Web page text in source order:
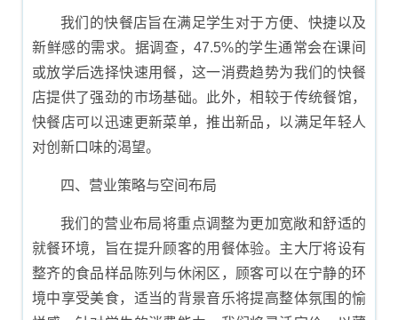
我们的快餐店旨在满足学生对于方便、快捷以及
新鲜感的需求。据调查，47.5%的学生通常会在课间
或放学后选择快速用餐，这一消费趋势为我们的快餐
店提供了强劲的市场基础。此外，相较于传统餐馆，
快餐店可以迅速更新菜单，推出新品，以满足年轻人
对创新口味的渴望。
四、营业策略与空间布局
我们的营业布局将重点调整为更加宽敞和舒适的
就餐环境，旨在提升顾客的用餐体验。主大厅将设有
整齐的食品样品陈列与休闲区，顾客可以在宁静的环
境中享受美食，适当的背景音乐将提高整体氛围的愉